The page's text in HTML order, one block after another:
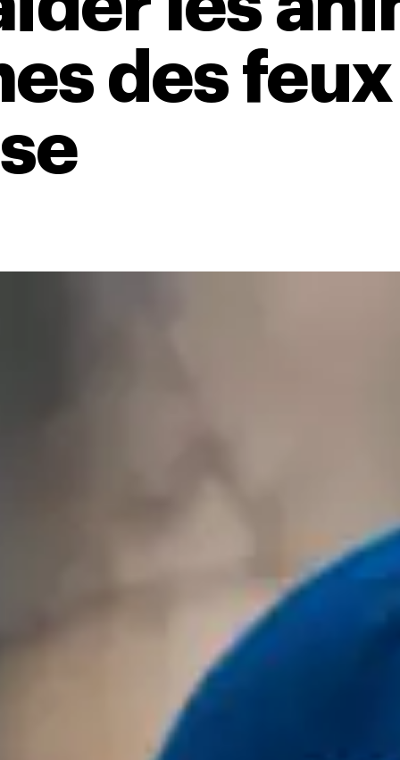
des